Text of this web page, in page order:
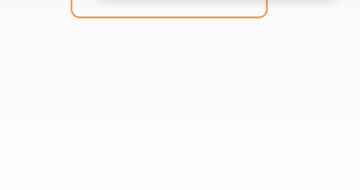
Theme-